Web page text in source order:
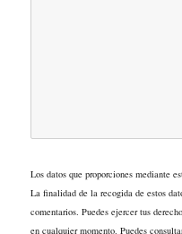
Los datos que proporciones mediante
La finalidad de la recogida de estos
comentarios. Puedes ejercer tus
en cualquier momento. Puedes